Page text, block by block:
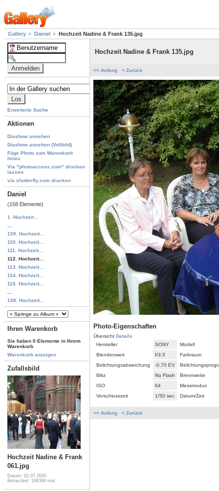
Gallery Daniel Hochzeit Nadine & Frank 135.jpg
Erweiterte Suche
Aktionen
Diashow ansehen
Diashow ansehen (Vollbild)
Füge Photo zum Warenkorb
hinzu
Via "photoaccess.com" drucken
lassen
via shutterfly.com drucken
Daniel
(158 Elemente)
1. Hochzeit...
109. Hochzeit...
110. Hochzeit...
111. Hochzeit...
112. Hochzeit...
113. Hochzeit...
114. Hochzeit...
115. Hochzeit...
158. Hochzeit...
Ihren Warenkorb
Sie haben 0 Elemente in Ihrem
Warenkorb
Warenkorb anzeigen
Zufallsbild
Hochzeit Nadine & Frank
061.jpg
Datum: 02.07.2005
Betrachtet: 168366 mal
Hochzeit Nadine & Frank 135.jpg
<< Anfang < Zurück
Photo-Eigenschaften
Übersicht Details
Hersteller
SONY
Modell
Blendenwert
f/3,5
Farbraum
Belichtungsabweichung
-0,70 EV
Blitz
No Flash
Brennweite
ISO
64
Messmodus
Verschlusszeit
1/50 sec Datum/Zeit
<< Anfang < Zurück